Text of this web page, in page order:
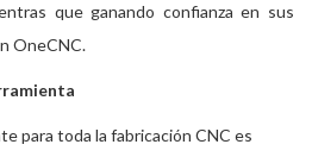
que ganando confianza en sus
OneCNC.
para toda la fabricación CNC es